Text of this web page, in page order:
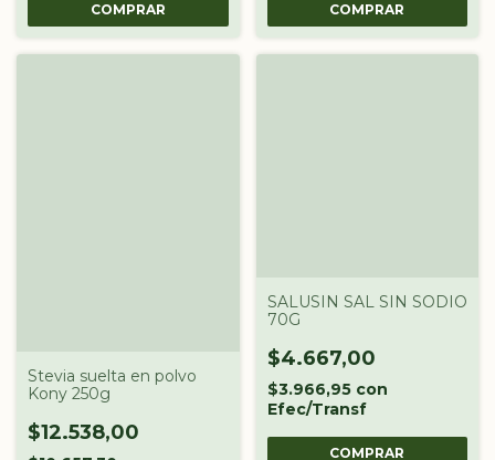
COMPRAR COMPRAR
Stevia suelta en polvo
Kony 250g
$12.538,00
SALUSIN SAL SIN SODIO
70G
$4.667,00
$3.966,95 con
Efec/Transf